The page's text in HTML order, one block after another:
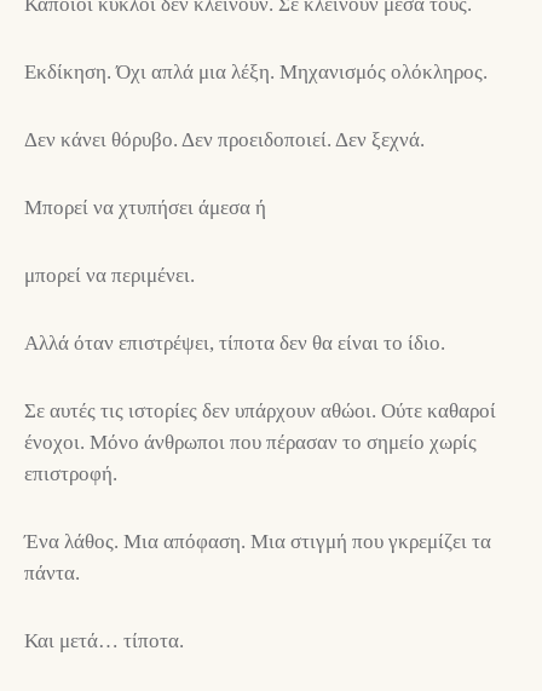
Εκδίκηση. Όχι απλά μια λέξη. Μηχανισμός ολόκληρος.
Δεν κάνει θόρυβο. Δεν προειδοποιεί. Δεν ξεχνά.
Μπορεί να χτυπήσει άμεσα ή
μπορεί να περιμένει.
Αλλά όταν επιστρέψει, τίποτα δεν θα είναι το ίδιο.
Σε αυτές τις ιστορίες δεν υπάρχουν αθώοι. Ούτε καθαροί
ένοχοι. Μόνο άνθρωποι που πέρασαν το σημείο χωρίς
επιστροφή.
Ένα λάθος. Μια απόφαση. Μια στιγμή που γκρεμίζει τα
πάντα.
Και μετά… τίποτα.